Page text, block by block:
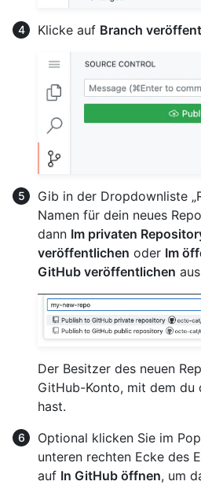
Klicke auf Branch
Gib in der Dropdownliste
Namen für dein neues
dann Im privaten
veröffentlichen oder Im
GitHub veröffentlichen
Der Besitzer des neuen
GitHub-Konto, mit dem du
hast.
Optional klicken Sie im
unteren rechten Ecke des
auf In GitHub öffnen, um